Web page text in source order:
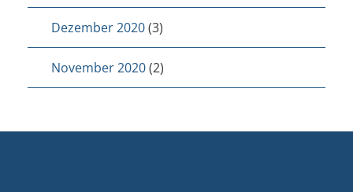
Dezember 2020(3)
November 2020(2)